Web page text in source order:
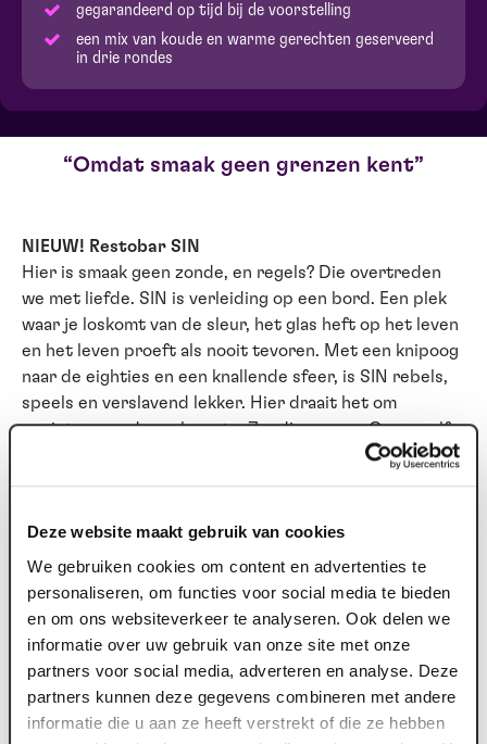
Deze website maakt gebruik van cookies
We gebruiken cookies om content en advertenties te
personaliseren, om functies voor social media te bieden
en om ons websiteverkeer te analyseren. Ook delen we
informatie over uw gebruik van onze site met onze
partners voor social media, adverteren en analyse. Deze
partners kunnen deze gegevens combineren met andere
informatie die u aan ze heeft verstrekt of die ze hebben
gegarandeerd op tijd bij de voorstelling
een mix van koude en warme gerechten geserveerd
in drie rondes
Omdat smaak geen grenzen kent
NIEUW! Restobar SIN
Hier is smaak geen zonde, en regels? Die overtreden
we met liefde. SIN is verleiding op een bord. Een plek
waar je loskomt van de sleur, het glas heft op het leven
en het leven proeft als nooit tevoren. Met een knipoog
naar de eighties en een knallende sfeer, is SIN rebels,
speels en verslavend lekker. Hier draait het om
genieten, zonder schaamte. Zondigen mag. Graag zelfs.
Begin bij SIN
show (of juist erna) schuif je bij SIN aan voor een tafel
vol gerechten om te delen. Een diner zonder
keuzestress dus. Spannend, verrassend en vooral veel
te lekker om voor jezelf te houden.
Geen brave driegangen, maar een parade van smaken
waar je samen doorheen mag zondigen. Begin bij SIN is
een mix van koude en warme gerechten om te delen.